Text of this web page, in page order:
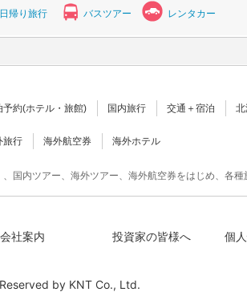
日帰り旅行 バスツアー レンタカー
予約(ホテル・旅館) 国内旅行 交通＋宿泊
旅行 海外航空券 海外ホテル
、国内ツアー、海外ツアー、海外航空券をはじめ、各
会社案内 投資家の皆様へ 個
by KNT Co., Ltd.